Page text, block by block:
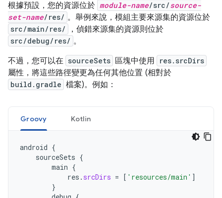
根據預設，您的資源位於 module-name/src/source-
set-name/res/ 。舉例來說，模組主要來源集的資源位於
src/main/res/ ，偵錯來源集的資源則位於
src/debug/res/ 。
不過，您可以在 sourceSets 區塊中使用 res.srcDirs
屬性，將這些路徑變更為任何其他位置 (相對於
build.gradle 檔案)。例如：
Groovy Kotlin
android {
sourceSets {
main {
res . srcDirs = [ 'resources/main' ]
}